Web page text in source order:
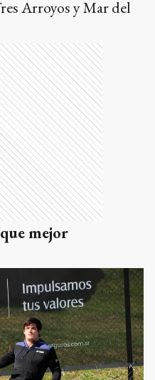
Arroyos y Mar del
mejor